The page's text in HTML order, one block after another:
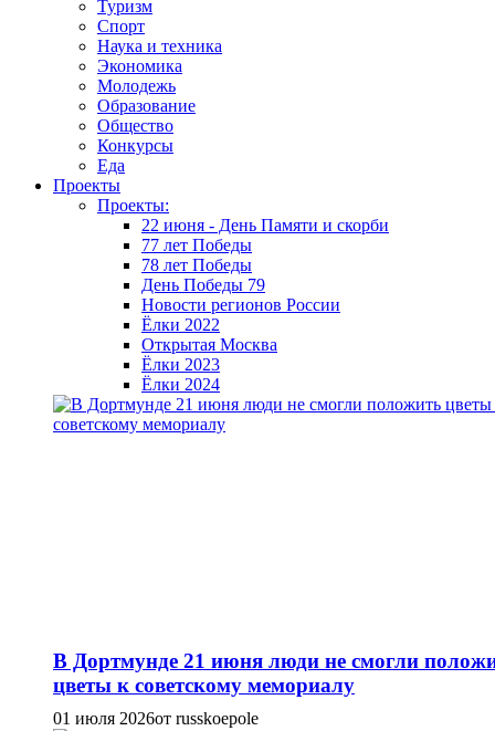
Туризм
Спорт
Наука и техника
Экономика
Молодежь
Образование
Общество
Конкурсы
Еда
Проекты
Проекты:
22 июня - День Памяти и скорби
77 лет Победы
78 лет Победы
День Победы 79
Новости регионов России
Ёлки 2022
Открытая Москва
Ёлки 2023
Ёлки 2024
В Дортмунде 21 июня люди не смогли
цветы к советскому мемориалу
01 июля 2026от russkoepole